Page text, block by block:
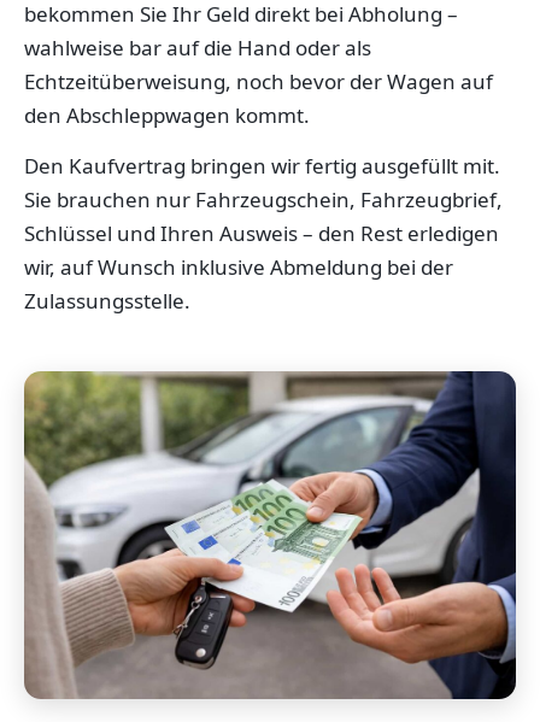
bekommen Sie Ihr Geld direkt bei Abholung –
wahlweise bar auf die Hand oder als
Echtzeitüberweisung, noch bevor der Wagen auf
den Abschleppwagen kommt.
Den Kaufvertrag bringen wir fertig ausgefüllt mit.
Sie brauchen nur Fahrzeugschein, Fahrzeugbrief,
Schlüssel und Ihren Ausweis – den Rest erledigen
wir, auf Wunsch inklusive Abmeldung bei der
Zulassungsstelle.